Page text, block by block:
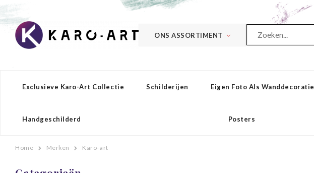
ONS ASSORTIMENT
Exclusieve Karo-Art Collectie Schilderijen Eigen Foto Als Wanddecoratie
Handgeschilderd Posters
Home Merken Karo-art